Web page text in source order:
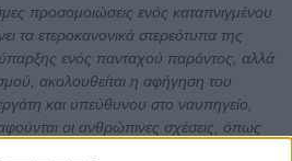
προσομοιώσεις ενός καταπνιγμένου
τα ετεροκανονικά στερεότυπα της
ενός πανταχού παρόντος, αλλά
ακολουθείται η αφήγηση του
και υπεύθυνου στο ναυπηγείο,
οι ανθρώπινες σχέσεις, όπως